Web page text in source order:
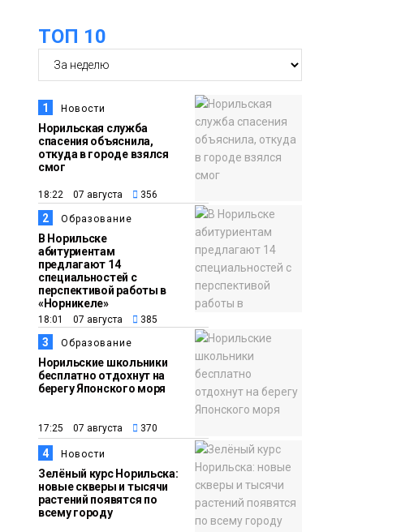
Спорт
14:30
Новости
Ленинский проспект
частично закроют в
связи с Днём
рождения «Башни»
13:59
Новости
«Домик Хоббитов» и
«Самолёт в облаках»
появятся в Кайеркане
13:08
Новости
Предстоящие
выходные в
Норильске будут
зябкими, пасмурными
и дождливыми
Общество
Как в Норильске
помогают женщинам
из исправительного
центра
адаптироваться к
жизни
ТОП 10
1 Новости
Норильская служба
спасения объяснила,
откуда в городе взялся
смог
18:22 07 августа 356
2 Образование
В Норильске
абитуриентам
предлагают 14
специальностей с
перспективой работы в
«Норникеле»
18:01 07 августа 385
3 Образование
Норильские школьники
бесплатно отдохнут на
берегу Японского моря
17:25 07 августа 370
4 Новости
Зелёный курс Норильска:
новые скверы и тысячи
растений появятся по
всему городу